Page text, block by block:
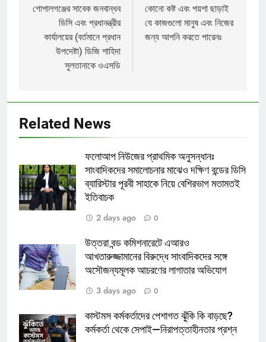
navigation
গোপালগঞ্জের সাবেক জনবান্ধব
ডিসি এবং প্রধানন্ত্রীর
কার্যালয়ের (বর্তমানে প্রধান
উপদেষ্টা) ডিজি শাহিদা
সুলতানাকে ওএসডি
কোনো কষ্ট এবং পয়শা ছাড়াই
যে কাজগুলো মানুষ এবং নিজের
জন্য আপনি করতে পারেনঃ
Related News
ফলোআপ নিউজের প্রাথমিক অনুসন্ধানঃ
সাংবাদিকদের সমালোচনার মাঝেও দক্ষিণ বন্ডের ডিসি
ব্যারিস্টার পূরবী সাহাকে নিয়ে বেশিরভাগ মতামতই
ইতিবাচক
2 days ago
0
উত্তরা বন্ড কমিশনারেটে এআরও
আখতারুজ্জামানের বিরুদ্ধে সাংবাদিকদের সঙ্গে
অসৌজন্যমূলক আচরণের লাগাতার অভিযোগ
3 days ago
0
কাস্টমস কর্মকর্তাদের পেশাগত ঝুঁকি কি বাড়ছে?
কর্মকর্তা থেকে সেপাই—নিরাপত্তাহীনতার প্রশ্ন